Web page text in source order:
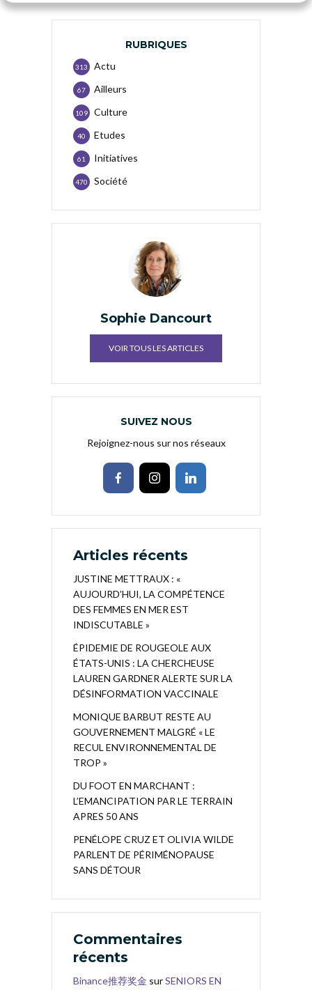
RUBRIQUES
Actu
313
Ailleurs
67
Culture
109
Etudes
40
Initiatives
61
Société
470
Sophie Dancourt
VOIR TOUS LES ARTICLES
SUIVEZ NOUS
Rejoignez-nous sur nos réseaux
Articles récents
JUSTINE METTRAUX : «
AUJOURD’HUI, LA COMPÉTENCE
DES FEMMES EN MER EST
INDISCUTABLE »
ÉPIDEMIE DE ROUGEOLE AUX
ÉTATS-UNIS : LA CHERCHEUSE
LAUREN GARDNER ALERTE SUR LA
DÉSINFORMATION VACCINALE
MONIQUE BARBUT RESTE AU
GOUVERNEMENT MALGRÉ « LE
RECUL ENVIRONNEMENTAL DE
TROP »
DU FOOT EN MARCHANT :
L’EMANCIPATION PAR LE TERRAIN
APRES 50 ANS
PENÉLOPE CRUZ ET OLIVIA WILDE
PARLENT DE PÉRIMÉNOPAUSE
SANS DÉTOUR
Commentaires
récents
Binance推荐奖金 surSENIORS EN